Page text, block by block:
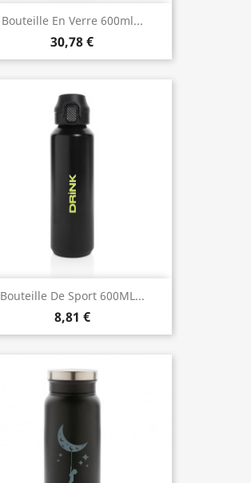
Bouteille En Verre 600ml...
30,78 €
Bouteille De Sport 600ML...
8,81 €